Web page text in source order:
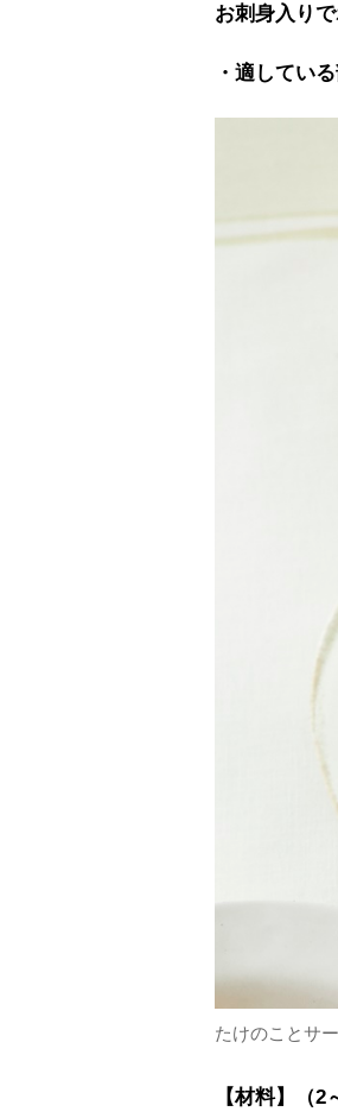
お刺身入り
・適してい
たけのことサ
【材料】（2